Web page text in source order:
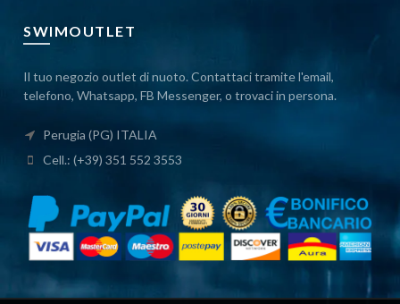
SWIMOUTLET
Il tuo negozio outlet di nuoto. Contattaci tramite l'email,
telefono, Whatsapp, FB Messenger, o trovaci in persona.
Perugia (PG) ITALIA
Cell.: (+39) 351 552 3553